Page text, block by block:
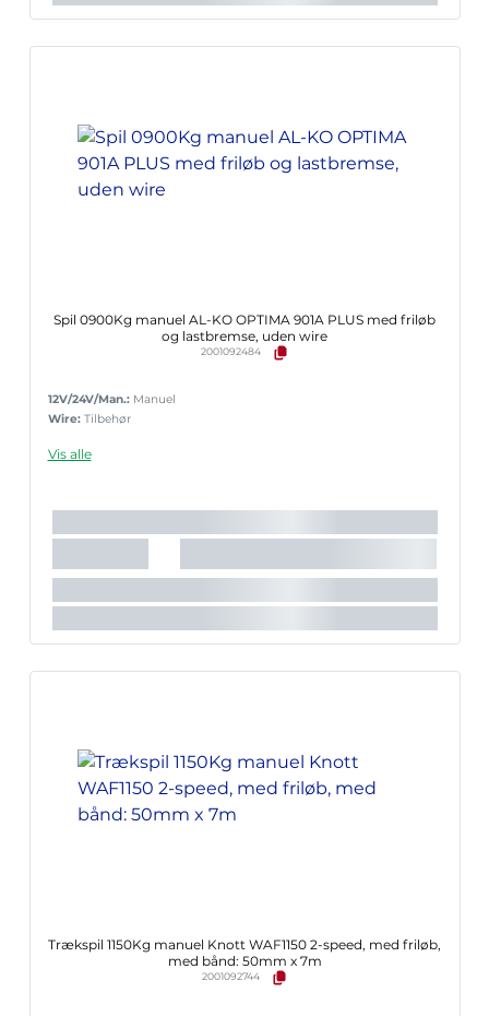
Spil 0900Kg manuel AL-KO OPTIMA 901A PLUS med friløb
og lastbremse, uden wire
2001092484
12V/24V/Man.: Manuel
Wire: Tilbehør
Vis alle
Trækspil 1150Kg manuel Knott WAF1150 2-speed, med friløb,
med bånd: 50mm x 7m
2001092744